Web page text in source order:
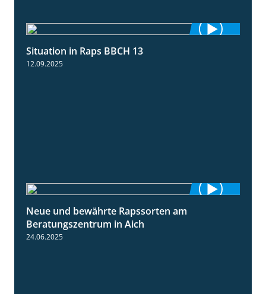
Situation in Raps BBCH 13
12.09.2025
Neue und bewährte Rapssorten am
Beratungszentrum in Aich
24.06.2025